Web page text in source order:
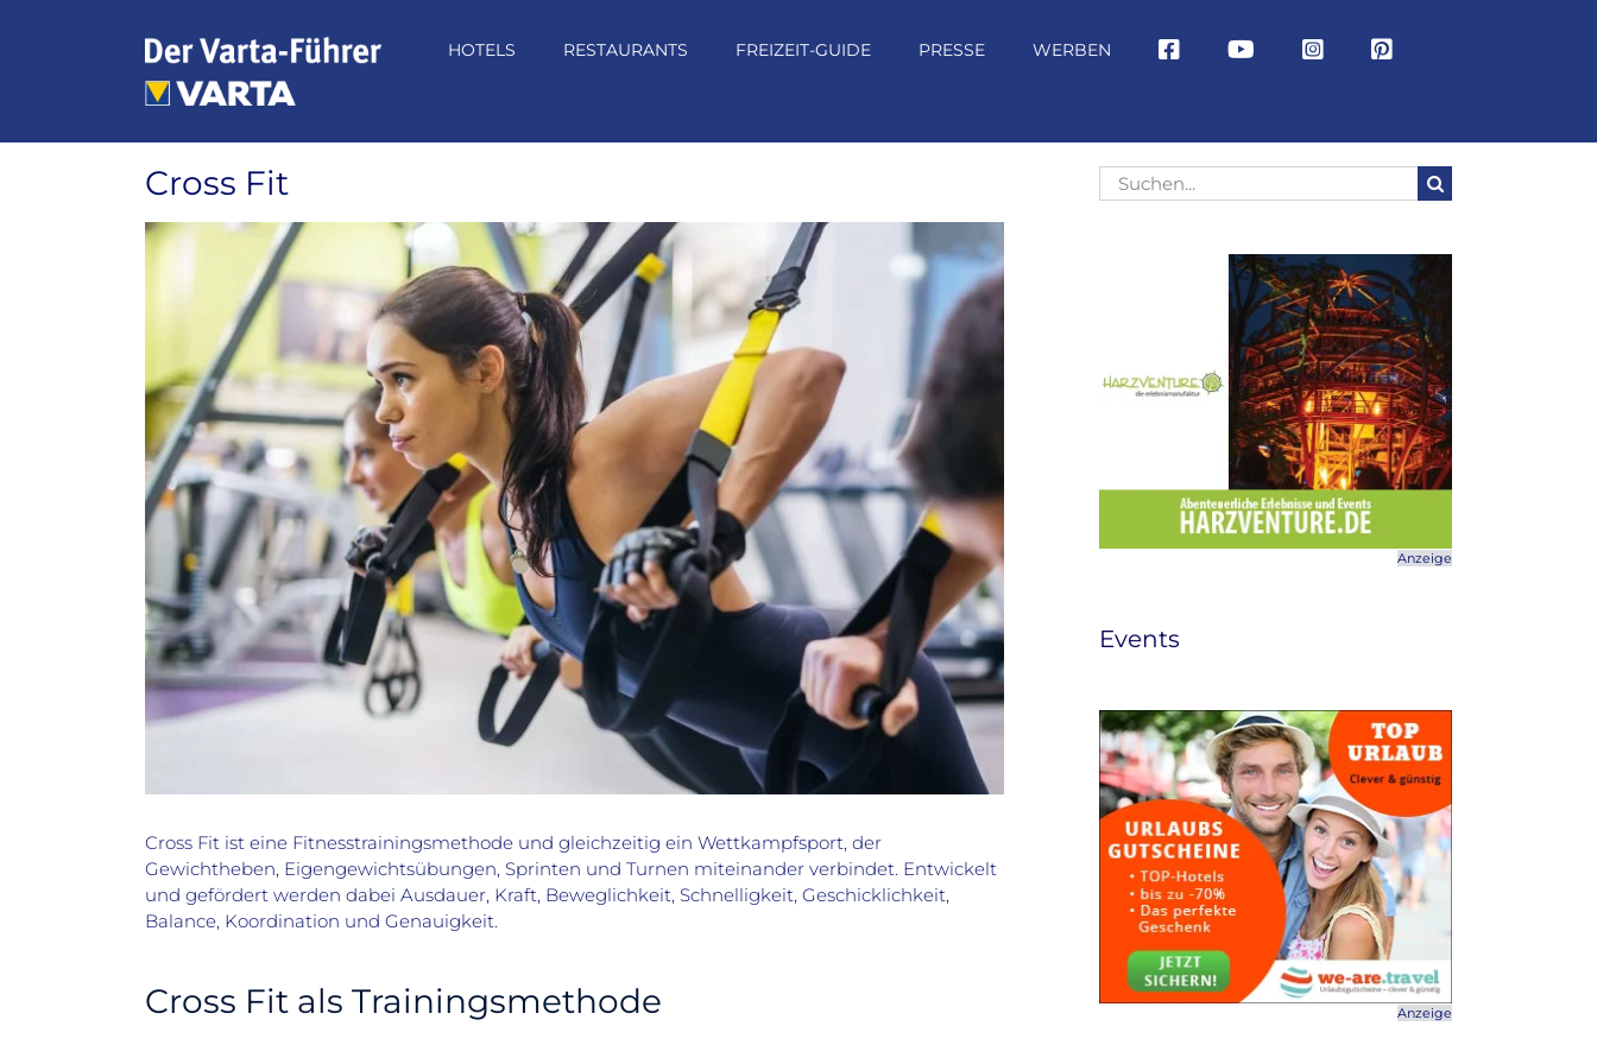
HOTELS RESTAURANTS FREIZEIT-GUIDE PRESSE WERBEN
Cross Fit
Zeige
Cross Fit ist eine Fitnesstrainingsmethode und gleichzeitig ein Wettkampfsport, der
Gewichtheben, Eigengewichtsübungen, Sprinten und Turnen miteinander verbindet. Entwickelt
und gefördert werden dabei Ausdauer, Kraft, Beweglichkeit, Schnelligkeit, Geschicklichkeit,
Balance, Koordination und Genauigkeit.
Cross Fit als Trainingsmethode
Suche
nach:
Anzeige
Events
Anzeige